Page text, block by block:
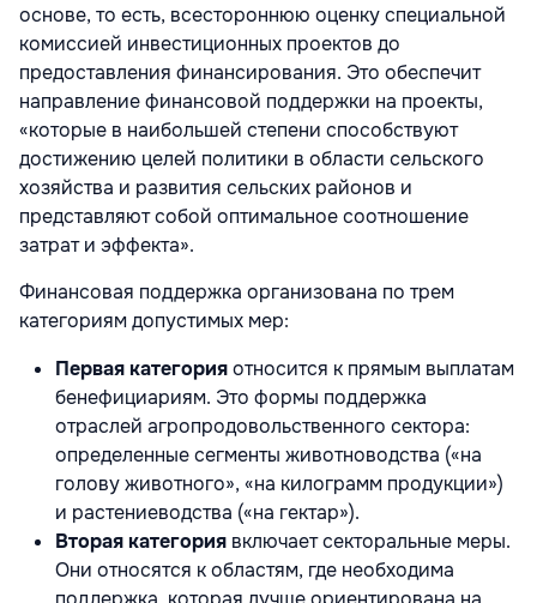
основе, то есть, всестороннюю оценку специальной
комиссией инвестиционных проектов до
предоставления финансирования. Это обеспечит
направление финансовой поддержки на проекты,
«которые в наибольшей степени способствуют
достижению целей политики в области сельского
хозяйства и развития сельских районов и
представляют собой оптимальное соотношение
затрат и эффекта».
Финансовая поддержка организована по трем
категориям допустимых мер:
Первая категорияотносится к прямым выплатам
бенефициариям. Это формы поддержка
отраслей агропродовольственного сектора:
определенные сегменты животноводства («на
голову животного», «на килограмм продукции»)
и растениеводства («на гектар»).
Вторая категория включает секторальные меры.
Они относятся к областям, где необходима